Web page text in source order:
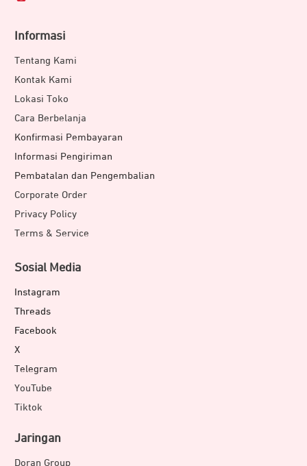
Informasi
Tentang Kami
Kontak Kami
Lokasi Toko
Cara Berbelanja
Konfirmasi Pembayaran
Informasi Pengiriman
Pembatalan dan Pengembalian
Corporate Order
Privacy Policy
Terms & Service
Sosial Media
Instagram
Threads
Facebook
X
Telegram
YouTube
Tiktok
Jaringan
Doran Group